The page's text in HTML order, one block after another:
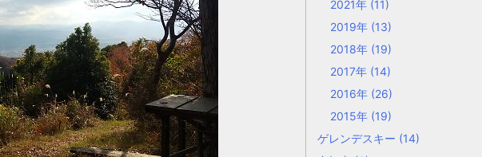
2021年 (11)
2019年 (13)
2018年 (19)
2017年 (14)
2016年 (26)
2015年 (19)
ゲレンデスキー (14)